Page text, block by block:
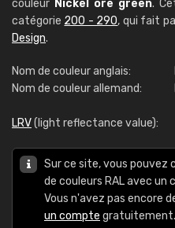
couleur Nickel ore green.
catégorie 200 - 290, qui fait
Design.
Nom de couleur anglais:
Nom de couleur allemand:
LRV(light reflectance value):
Sur ce site, vous pouvez
de couleurs RAL avec un
Vous n'avez pas encore
un compte gratuitement.